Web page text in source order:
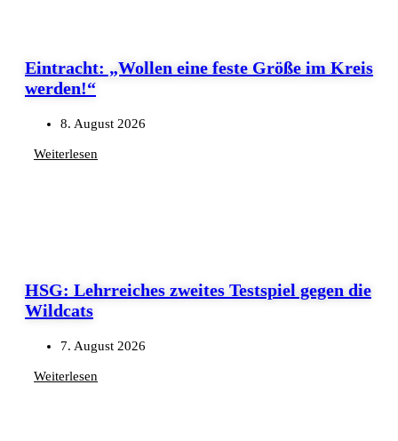
Eintracht: „Wollen eine feste Größe im Kreis
werden!“
8. August 2026
Weiterlesen
HSG: Lehrreiches zweites Testspiel gegen die
Wildcats
7. August 2026
Weiterlesen